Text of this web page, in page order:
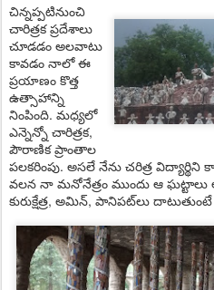
చిన్న‌ప్ప‌టినుంచి
చారిత్ర‌క ప్ర‌దేశాలు
చూడ‌డం అల‌వాటు
కావ‌డం నాలో ఈ
ప్రయాణం కొత్త
ఉత్సాహాన్ని
నింపింది. మ‌ధ్య‌లో
ఎన్నెన్నో చారిత్ర‌క,
పౌరాణిక ప్రాంతాల
ప‌ల‌క‌రింపు. అస‌లే నేను చ‌రిత్ర
వ‌ల‌న నా మ‌నోనేత్రం ముందు ఆ
కురుక్షేత్ర‌, అమిన్‌, పానిప‌ట్‌లు